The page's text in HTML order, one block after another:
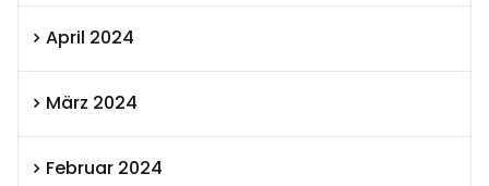
April 2024
März 2024
Februar 2024